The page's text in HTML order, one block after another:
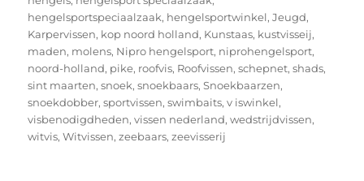
hengelsportspeciaalzaak, hengelsportwinkel,Jeugd,
Karpervissen, kop noord holland, Kunstaas, kustvisseij,
maden, molens, Nipro hengelsport, niprohengelsport,
noord-holland, pike, roofvis, Roofvissen,schepnet,shads,
sint maarten,snoek,snoekbaars,Snoekbaarzen,
snoekdobber,sportvissen,swimbaits,v iswinkel,
visbenodigdheden,vissen nederland,wedstrijdvissen,
witvis,Witvissen,zeebaars,zeevisserij